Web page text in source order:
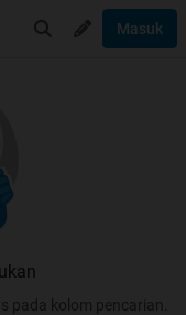
Masuk
pada kolom pencarian.